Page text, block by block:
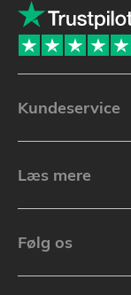
Kundeservice
Læs mere
Følg os